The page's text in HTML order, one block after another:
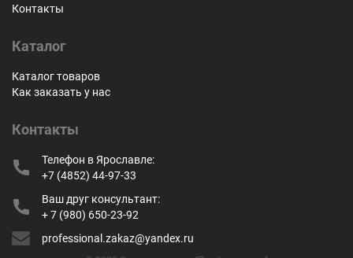
Контакты
Каталог
Каталог товаров
Как заказать у нас
Контакты
Телефон в Ярославле:
+7 (4852) 44-97-33
Ваш друг консультант:
+ 7 (980) 650-23-92
professional.zakaz@yandex.ru